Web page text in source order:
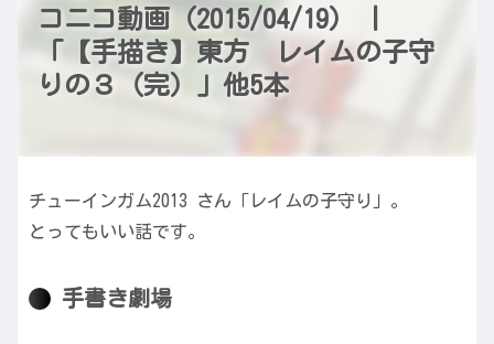
コニコ動画（2015/04/19） |
「【手描き】東方 レイムの子守
りの３（完）」他5本
チューインガム2013 さん「レイムの子守り」。
とってもいい話です。
手書き劇場